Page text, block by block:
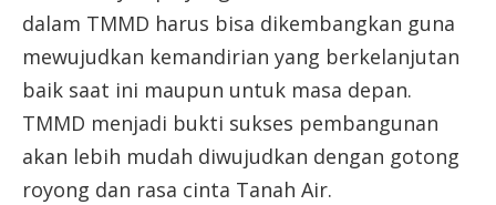
dalam TMMD harus bisa dikembangkan guna
mewujudkan kemandirian yang berkelanjutan
baik saat ini maupun untuk masa depan.
TMMD menjadi bukti sukses pembangunan
akan lebih mudah diwujudkan dengan gotong
royong dan rasa cinta Tanah Air.